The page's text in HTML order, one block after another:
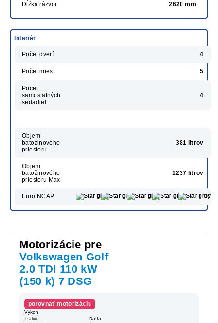
Dĺžka rázvor 2620 mm
Interiér
Počet dverí 4
Počet miest 5
Počet
samostatných
sedadiel
4
Objem
batožinového
priestoru
381 litrov
Objem
batožinového
priestoru Max
1237 litrov
Euro NCAP
Motorizácie pre
Volkswagen Golf
2.0 TDI 110 kW
(150 k) 7 DSG
porovnať motorizáciu
Výkon
Palivo
Nafta